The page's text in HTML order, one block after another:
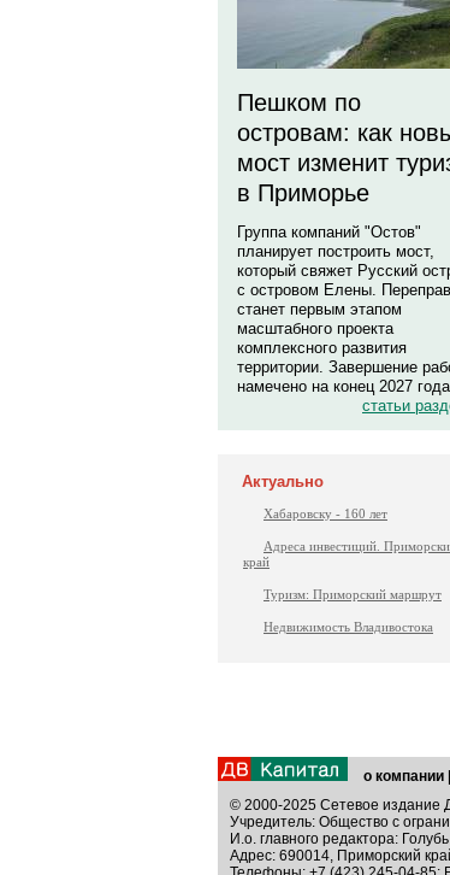
Пешком по
островам: как
мост изменит
в Приморье
Группа компаний "Остов"
планирует построить мост,
который свяжет Русский
с островом Елены.
станет первым этапом
масштабного проекта
комплексного развития
территории. Завершение
намечено на конец 2027
статьи
Актуально
Хабаровску - 160 лет
Адреса инвестиций.
край
Туризм: Приморский маршрут
Недвижимость Владивостока
о компании
© 2000-2025 Сетевое издание
Учредитель: Общество с
И.о. главного редактора:
Адрес: 690014, Приморский